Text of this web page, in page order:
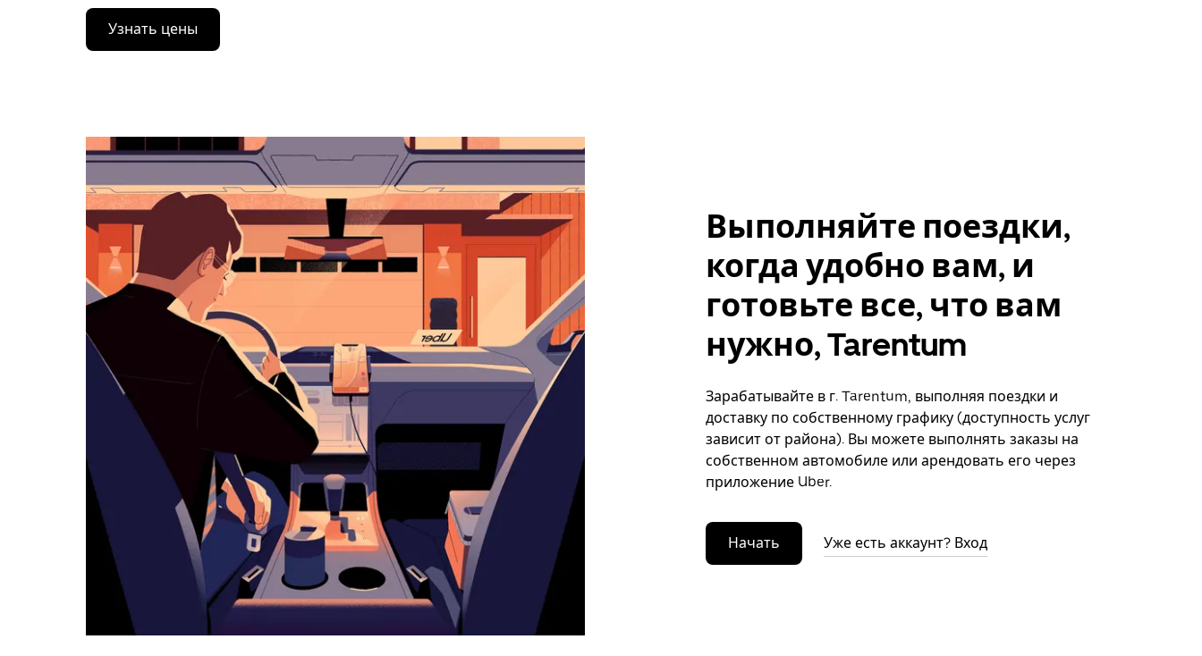
Нажмите
стрелку
вниз,
выбрать
дату.
закрыть
календарь,
нажмите
Esc.
Узнать цены
Выполняйте поездки,
когда удобно вам, и
готовьте все, что вам
нужно, Tarentum
Зарабатывайте в г. Tarentum, выполняя поездки и
доставку по собственному графику (доступность услуг
зависит от района). Вы можете выполнять заказы на
собственном автомобиле или арендовать его через
приложение Uber.
Начать Уже есть аккаунт? Вход